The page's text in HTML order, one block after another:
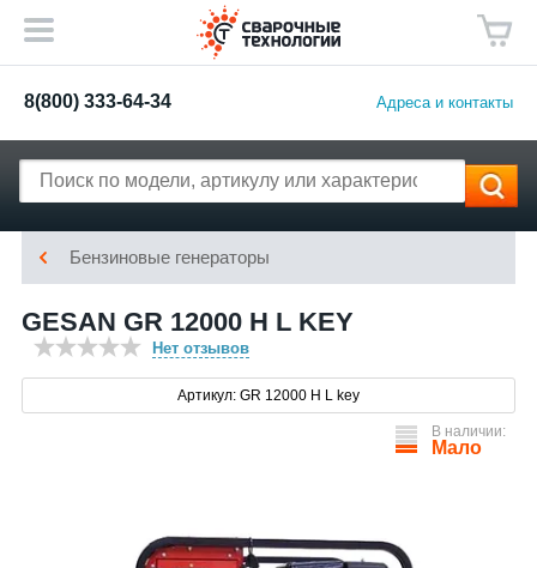
8(800) 333-64-34 Адреса и контакты
Бензиновые генераторы
GESAN GR 12000 H L KEY
Нет отзывов
Артикул: GR 12000 H L key
В наличии:
Мало